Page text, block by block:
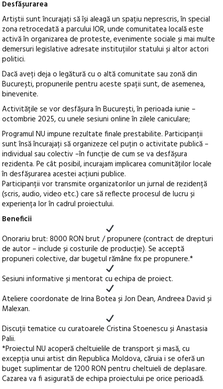
Desfășurarea
Artiștii sunt încurajați să își aleagă un spațiu neprescris, în special
zona retrocedată a parcului IOR, unde comunitatea locală este
activă în organizarea de proteste, evenimente sociale și mai multe
demersuri legislative adresate instituțiilor statului și altor actori
politici.
Dacă aveți deja o legătură cu o altă comunitate sau zonă din
București, propunerile pentru aceste spații sunt, de asemenea,
binevenite.
Activitățile se vor desfășura în București, în perioada iunie –
octombrie 2025, cu unele sesiuni online în zilele caniculare;
Programul NU impune rezultate finale prestabilite. Participanții
sunt însă încurajați să organizeze cel puțin o activitate publică –
individual sau colectiv –în funcție de cum se va desfășura
rezidenta. Pe cât posibil, incurajam implicarea comunităților locale
în desfășurarea acestei acțiuni publice.
Participanții vor transmite organizatorilor un jurnal de rezidență
(scris, audio, video etc.) care să reflecte procesul de lucru și
experiența lor în cadrul proiectului.
Beneficii
Onorariu brut: 8000 RON brut / propunere (contract de drepturi
de autor – include și costurile de producție). Se acceptă
propuneri colective, dar bugetul rămâne fix pe propunere.*
Sesiuni informative și mentorat cu echipa de proiect.
Ateliere coordonate de Irina Botea și Jon Dean, Andreea David și
Malexan.
Discuții tematice cu curatoarele Cristina Stoenescu și Anastasia
Palii.
*Proiectul NU acoperă cheltuielile de transport și masă, cu
excepția unui artist din Republica Moldova, căruia i se oferă un
buget suplimentar de 1200 RON pentru cheltuieli de deplasare.
Cazarea va fi asigurată de echipa proiectului pe orice perioadă.